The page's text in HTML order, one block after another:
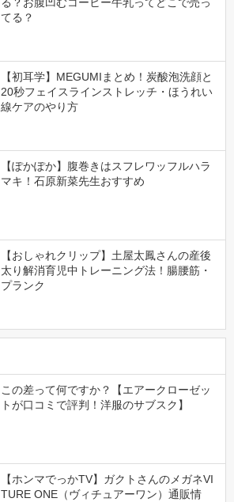
てる？
【初耳学】MEGUMIまとめ！炭酸泡洗顔と
20秒フェイスラインストレッチ・ほうれい
線ケアのやり方
【ぽかぽか】腹巻きはスフレワッフルハラ
マキ！石原新菜先生おすすめ
【おしゃれクリップ】土屋太鳳さんの産後
太り解消育児中トレーニング法！腸腰筋・
プランク
この差って何ですか？【エアークローゼッ
トが口コミで評判！洋服のサブスク】
【ホンマでっかTV】ガクトさんのメガネVI
TURE ONE（ヴィチュアーワン）通販情